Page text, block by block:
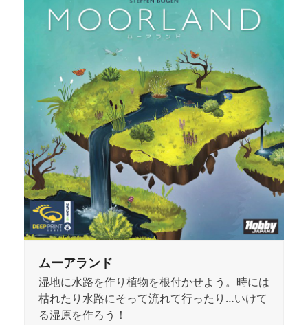
ムーアランド
湿地に水路を作り植物を根付かせよう。時には
枯れたり水路にそって流れて行ったり…いけて
る湿原を作ろう！